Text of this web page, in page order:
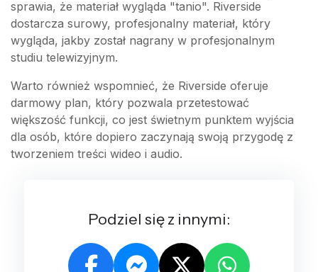
sprawia, że materiał wygląda "tanio". Riverside
dostarcza surowy, profesjonalny materiał, który
wygląda, jakby został nagrany w profesjonalnym
studiu telewizyjnym.
Warto również wspomnieć, że Riverside oferuje
darmowy plan, który pozwala przetestować
większość funkcji, co jest świetnym punktem wyjścia
dla osób, które dopiero zaczynają swoją przygodę z
tworzeniem treści wideo i audio.
Podziel się z innymi: